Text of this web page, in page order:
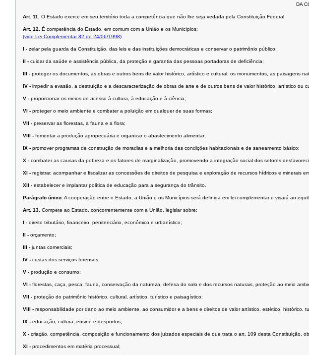
DA
Art. 11. O Estado exerce em seu território toda a competência que não lhe seja vedada pela Constituição Federal.
Art. 12.
É competência do Estado, em comum com a União e os Municípios:
(vide Lei Complementar 82 de 24/06/1998)
I - zelar pela guarda da Constituição, das leis e das instituições democráticas e conservar o patrimônio público;
II - cuidar da saúde e assistência pública, da proteção e garantia das pessoas portadoras de deﬁciência;
III - proteger os documentos, as obras e outros bens de valor histórico, artístico e cultural, os monumentos, as paisagens
IV - impedir a evasão, a destruição e a descaracterização de obras de arte e de outros bens de valor histórico, artístico ou
V - proporcionar os meios de acesso à cultura, à educação e à ciência;
VI - proteger o meio ambiente e combater a poluição em qualquer de suas formas;
VII - preservar as ﬂorestas, a fauna e a ﬂora;
VIII - fomentar a produção agropecuária e organizar o abastecimento alimentar;
IX - promover programas de construção de moradias e a melhoria das condições habitacionais e de saneamento básico;
X - combater as causas da pobreza e os fatores de marginalização, promovendo a integração social dos setores
XI - registrar, acompanhar e ﬁscalizar as concessões de direitos de pesquisa e exploração de recursos hídricos e minerais
XII - estabelecer e implantar política de educação para a segurança do trânsito.
Parágrafo único. A cooperação entre o Estado, a União e os Municípios será deﬁnida em lei complementar e visará ao
Art. 13. Compete ao Estado, concorrentemente com a União, legislar sobre:
I - direito tributário, ﬁnanceiro, penitenciário, econômico e urbanístico;
II - orçamento;
III - juntas comerciais;
IV - custas dos serviços forenses;
V - produção e consumo;
VI - ﬂorestas, caça, pesca, fauna, conservação da natureza, defesa do solo e dos recursos naturais, proteção ao meio
VII - proteção do patrimônio histórico, cultural, artístico, turístico e paisagístico;
VIII - responsabilidade por dano ao meio ambiente, ao consumidor e a bens e direitos de valor artístico, estético, histórico,
IX - educação, cultura, ensino e desportos;
X - criação, competência, composição e funcionamento dos juizados especiais de que trata o art. 109 desta Constituição,
XI - procedimentos em matéria processual;